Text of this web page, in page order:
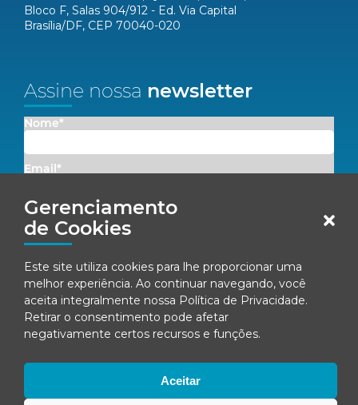
Gerenciamento
de Cookies
Este site utiliza cookies para lhe proporcionar uma
melhor experiência. Ao continuar navegando, você
aceita integralmente nossa Política de Privacidade.
Retirar o consentimento pode afetar
negativamente certos recursos e funções.
Aceitar
Bloco F, Salas 904/912 - Ed. Via Capital
Brasília/DF, CEP 70040-020
Assine nossa newsletter
Nome*
Email*
Concordo em receber comunicações da Fenacon.
Ao se inscrever, você concorda com nossaPolítica de Privacidade
Política de privacidade